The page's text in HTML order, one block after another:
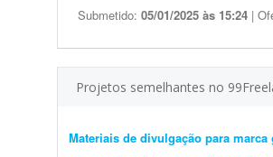
Submetido: 05/01/2025 às 15:24 |
Projetos semelhantes no
Materiais de divulgação para